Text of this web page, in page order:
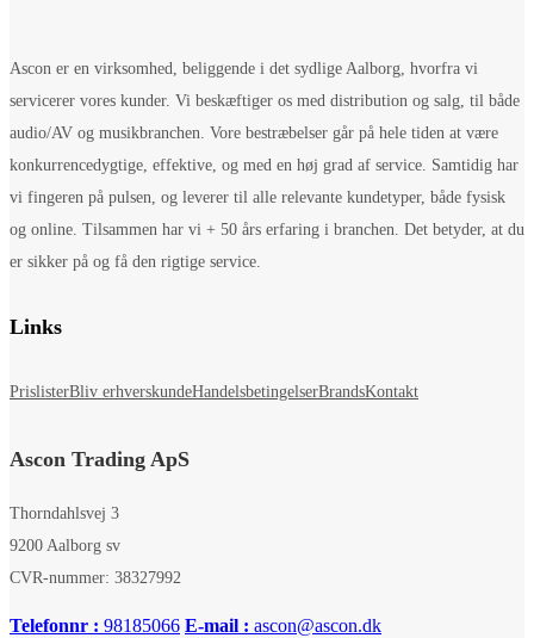
Ascon er en virksomhed, beliggende i det sydlige Aalborg, hvorfra vi
servicerer vores kunder. Vi beskæftiger os med distribution og salg, til både
audio/AV og musikbranchen. Vore bestræbelser går på hele tiden at være
konkurrencedygtige, effektive, og med en høj grad af service. Samtidig har
vi fingeren på pulsen, og leverer til alle relevante kundetyper, både fysisk
og online. Tilsammen har vi + 50 års erfaring i branchen. Det betyder, at du
er sikker på og få den rigtige service.
Links
PrislisterBliv erhverskundeHandelsbetingelserBrandsKontakt
Ascon Trading ApS
Thorndahlsvej 3
9200 Aalborg sv
CVR-nummer: 38327992
Telefonnr : 98185066 E-mail : ascon@ascon.dk